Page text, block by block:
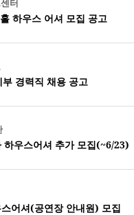
터
하우스 어셔 모집 공고
경력직 채용 공고
하우스어셔 추가 모집(~6/23)
어셔(공연장 안내원) 모집